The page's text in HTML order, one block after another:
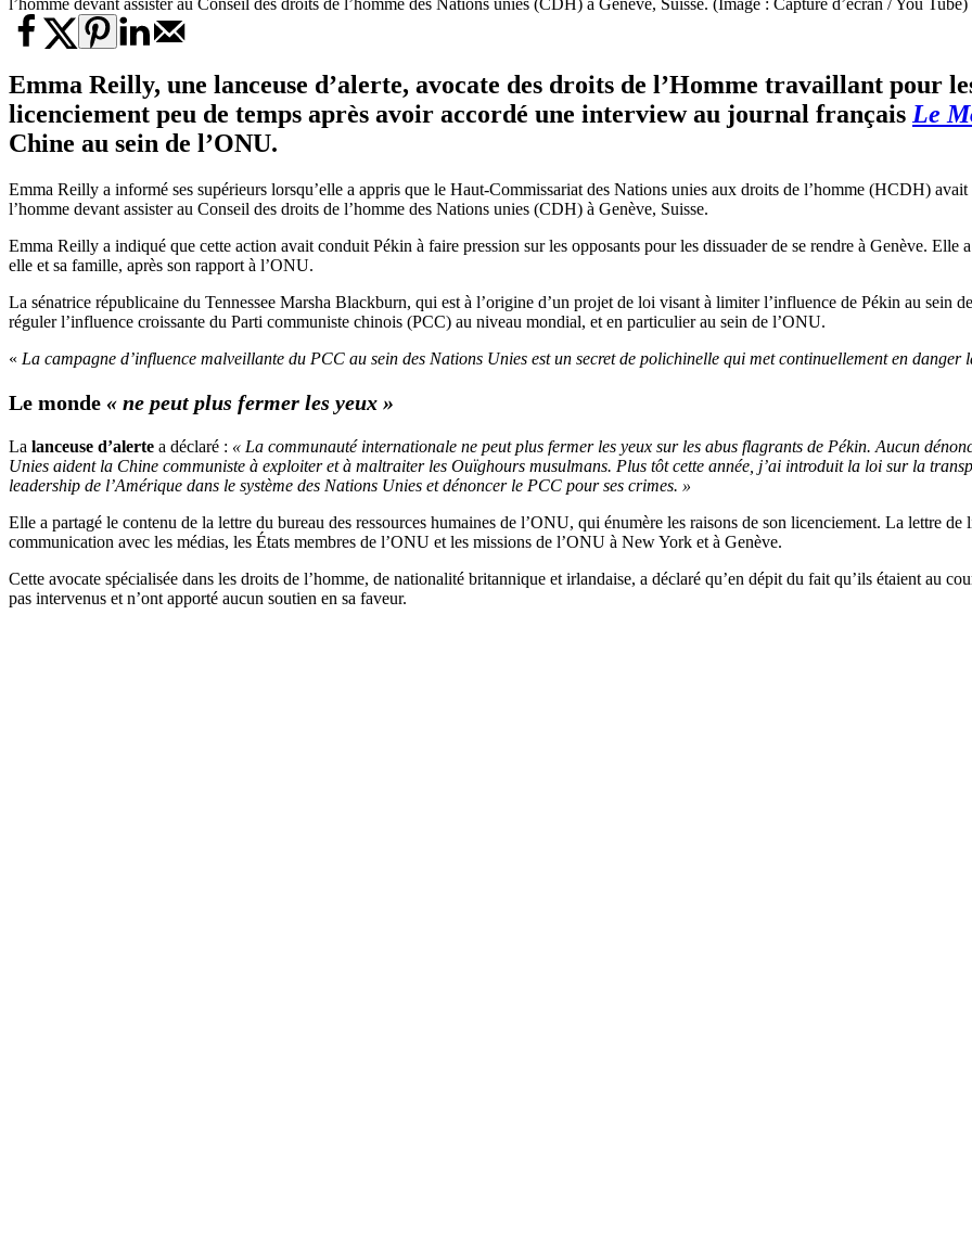
l’homme devant assister au Conseil des droits de l’homme des Nations unies (CDH) à Genève, Suisse. (Image : Capture d’écran / You Tube)
Emma Reilly, une lanceuse d’alerte, avocate des droits de l’Homme travaillant pour
licenciement peu de temps après avoir accordé une interview au journal français Le
Chine au sein de l’ONU.
Emma Reilly a informé ses supérieurs lorsqu’elle a appris que le Haut-Commissariat des Nations unies aux droits de l’homme (HCDH)
l’homme devant assister au Conseil des droits de l’homme des Nations unies (CDH) à Genève, Suisse.
Emma Reilly a indiqué que cette action avait conduit Pékin à faire pression sur les opposants pour les dissuader de se rendre à Genève. Elle
elle et sa famille, après son rapport à l’ONU.
La sénatrice républicaine du Tennessee Marsha Blackburn, qui est à l’origine d’un projet de loi visant à limiter l’influence de Pékin au sein
réguler l’influence croissante du Parti communiste chinois (PCC) au niveau mondial, et en particulier au sein de l’ONU.
« La campagne d’influence malveillante du PCC au sein des Nations Unies est un secret de polichinelle qui met continuellement en danger
Le monde « ne peut plus fermer les yeux »
La lanceuse d’alerte a déclaré : « La communauté internationale ne peut plus fermer les yeux sur les abus flagrants de Pékin. Aucun
Unies aident la Chine communiste à exploiter et à maltraiter les Ouïghours musulmans. Plus tôt cette année, j’ai introduit la loi sur la
leadership de l’Amérique dans le système des Nations Unies et dénoncer le PCC pour ses crimes. »
Elle a partagé le contenu de la lettre du bureau des ressources humaines de l’ONU, qui énumère les raisons de son licenciement. La lettre
communication avec les médias, les États membres de l’ONU et les missions de l’ONU à New York et à Genève.
Cette avocate spécialisée dans les droits de l’homme, de nationalité britannique et irlandaise, a déclaré qu’en dépit du fait qu’ils étaient au
pas intervenus et n’ont apporté aucun soutien en sa faveur.